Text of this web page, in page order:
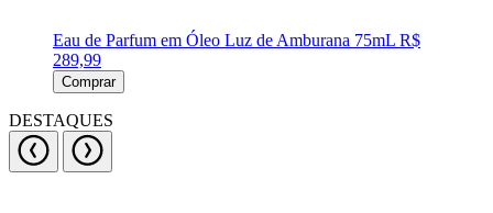
Eau de Parfum em Óleo Luz de Amburana 75mL R$
289,99
Comprar
DESTAQUES